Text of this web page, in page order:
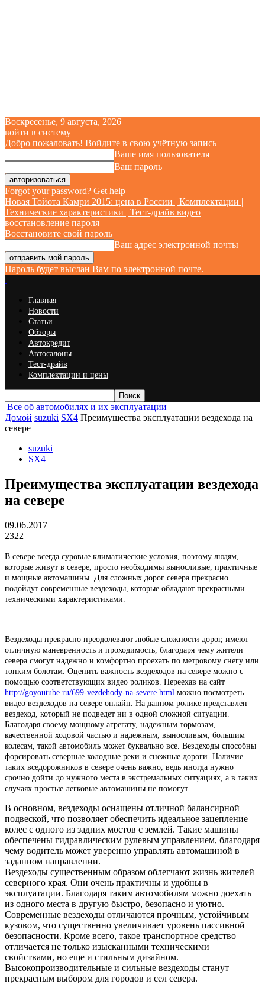
Воскресенье, 9 августа, 2026
войти в систему
Добро пожаловать! Войдите в свою учётную запись
Ваше имя пользователя
Ваш пароль
Forgot your password? Get help
Новая Тойота Камри 2015: цена в России | Комплектации |
Технические характеристики | Тест-драйв видео
восстановление пароля
Восстановите свой пароль
Ваш адрес электронной почты
Пароль будет выслан Вам по электронной почте.
Главная
Новости
Статьи
Обзоры
Автокредит
Автосалоны
Тест-драйв
Комплектации и цены
Все об автомобилях и их эксплуатации
Домой suzuki SX4 Преимущества эксплуатации вездехода на
севере
suzuki
SX4
Преимущества эксплуатации вездехода
на севере
09.06.2017
2322
В севере всегда суровые климатические условия, поэтому людям,
которые живут в севере, просто необходимы выносливые, практичные
и мощные автомашины. Для сложных дорог севера прекрасно
подойдут современные вездеходы, которые обладают прекрасными
техническими характеристиками.
Вездеходы прекрасно преодолевают любые сложности дорог, имеют
отличную маневренность и проходимость, благодаря чему жители
севера смогут надежно и комфортно проехать по метровому снегу или
топким болотам. Оценить важность вездеходов на севере можно с
помощью соответствующих видео роликов. Переехав на сайт
http://goyoutube.ru/699-vezdehody-na-severe.html можно посмотреть
видео вездеходов на севере онлайн. На данном ролике представлен
вездеход, который не подведет ни в одной сложной ситуации.
Благодаря своему мощному агрегату, надежным тормозам,
качественной ходовой частью и надежным, выносливым, большим
колесам, такой автомобиль может буквально все. Вездеходы способны
форсировать северные холодные реки и снежные дороги. Наличие
таких вседорожников в севере очень важно, ведь иногда нужно
срочно дойти до нужного места в экстремальных ситуациях, а в таких
случаях простые легковые автомашины не помогут.
В основном, вездеходы оснащены отличной балансирной
подвеской, что позволяет обеспечить идеальное зацепление
колес с одного из задних мостов с землей. Такие машины
обеспечены гидравлическим рулевым управлением, благодаря
чему водитель может уверенно управлять автомашиной в
заданном направлении.
Вездеходы существенным образом облегчают жизнь жителей
северного края. Они очень практичны и удобны в
эксплуатации. Благодаря таким автомобилям можно доехать
из одного места в другую быстро, безопасно и уютно.
Современные вездеходы отличаются прочным, устойчивым
кузовом, что существенно увеличивает уровень пассивной
безопасности. Кроме всего, такое транспортное средство
отличается не только изысканными техническими
свойствами, но еще и стильным дизайном.
Высокопроизводительные и сильные вездеходы станут
прекрасным выбором для городов и сел севера.